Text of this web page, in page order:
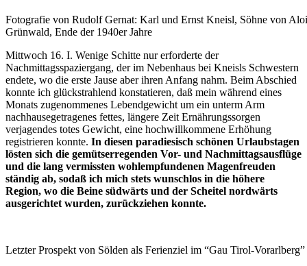
Fotografie von Rudolf Gernat: Karl und Ernst Kneisl, Söhne von
Grünwald, Ende der 1940er Jahre
Mittwoch 16. I. Wenige Schitte nur erforderte der
Nachmittagsspaziergang, der im Nebenhaus bei Kneisls Schwestern
endete, wo die erste Jause aber ihren Anfang nahm. Beim Abschied
konnte ich glückstrahlend konstatieren, daß mein während eines
Monats zugenommenes Lebendgewicht um ein unterm Arm
nachhausegetragenes fettes, längere Zeit Ernährungssorgen
verjagendes totes Gewicht, eine hochwillkommene Erhöhung
registrieren konnte. In diesen paradiesisch schönen Urlaubstagen
lösten sich die gemütserregenden Vor- und Nachmittagsausflüge
und die lang vermissten wohlempfundenen Magenfreuden
ständig ab, sodaß ich mich stets wunschlos in die höhere
Region, wo die Beine südwärts und der Scheitel nordwärts
ausgerichtet wurden, zurückziehen konnte.
Letzter Prospekt von Sölden als Ferienziel im “Gau Tirol-Vorarlberg”